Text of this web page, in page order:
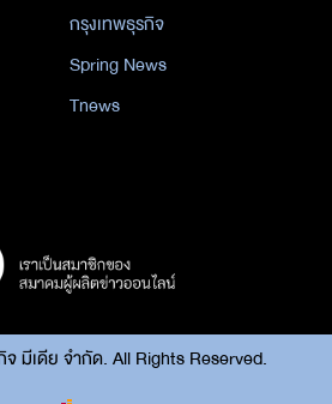
กรุงเทพธุรกิจ
Spring News
Tnews
มีเดีย จำกัด. All Rights Reserved.